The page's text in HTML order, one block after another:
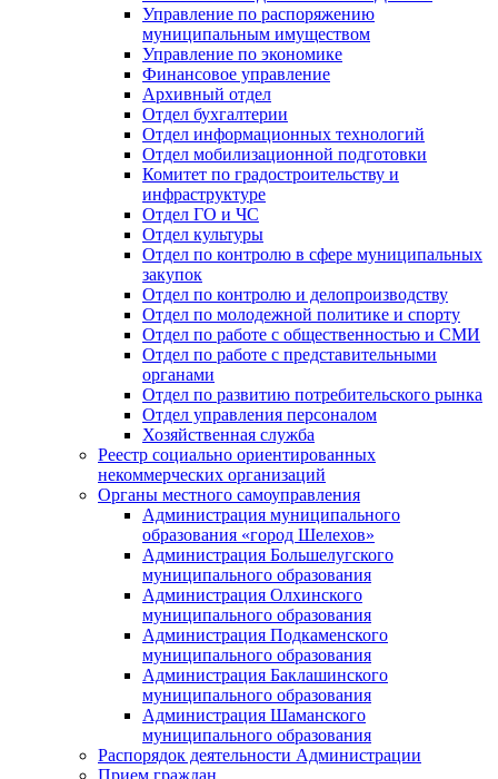
Управление по распоряжению
муниципальным имуществом
Управление по экономике
Финансовое управление
Архивный отдел
Отдел бухгалтерии
Отдел информационных технологий
Отдел мобилизационной подготовки
Комитет по градостроительству и
инфраструктуре
Отдел ГО и ЧС
Отдел культуры
Отдел по контролю в сфере муниципальных
закупок
Отдел по контролю и делопроизводству
Отдел по молодежной политике и спорту
Отдел по работе с общественностью и СМИ
Отдел по работе с представительными
органами
Отдел по развитию потребительского рынка
Отдел управления персоналом
Хозяйственная служба
Реестр социально ориентированных
некоммерческих организаций
Органы местного самоуправления
Администрация муниципального
образования «город Шелехов»
Администрация Большелугского
муниципального образования
Администрация Олхинского
муниципального образования
Администрация Подкаменского
муниципального образования
Администрация Баклашинского
муниципального образования
Администрация Шаманского
муниципального образования
Распорядок деятельности Администрации